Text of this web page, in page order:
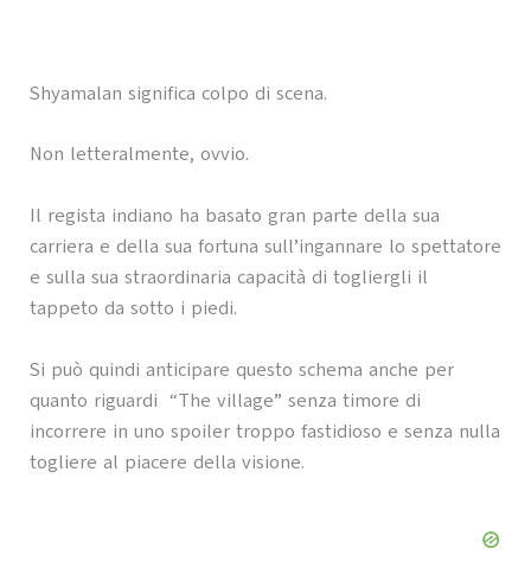
Shyamalan significa colpo di scena.
Non letteralmente, ovvio.
Il regista indiano ha basato gran parte della sua
carriera e della sua fortuna sull’ingannare lo spettatore
e sulla sua straordinaria capacità di togliergli il
tappeto da sotto i piedi.
Si può quindi anticipare questo schema anche per
quanto riguardi “The village” senza timore di
incorrere in uno spoiler troppo fastidioso e senza nulla
togliere al piacere della visione.